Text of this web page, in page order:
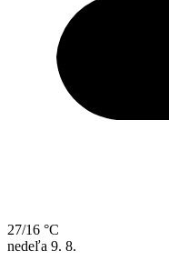
27/16 °C
nedeľa 9. 8.